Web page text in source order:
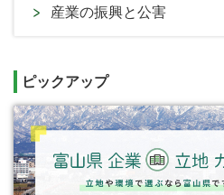
産業の振興と公害
ピックアップ